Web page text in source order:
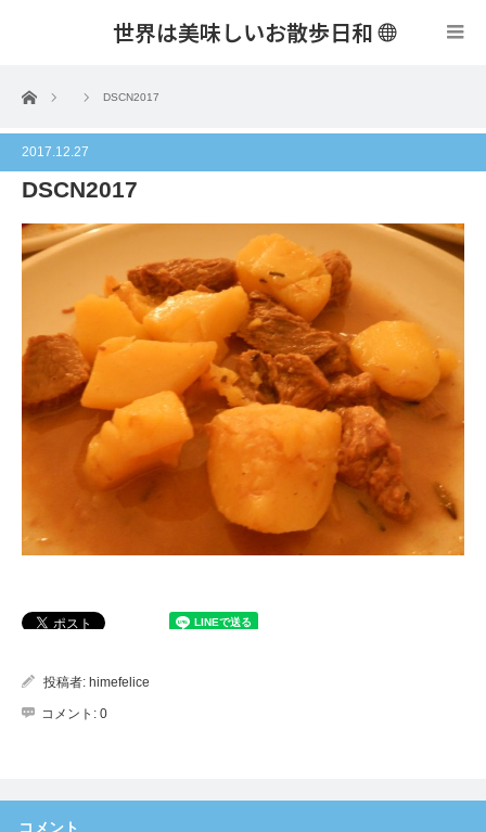
世界は美味しいお散歩日和
ホーム DSCN2017
2017.12.27
DSCN2017
投稿者: himefelice
コメント: 0
コメント